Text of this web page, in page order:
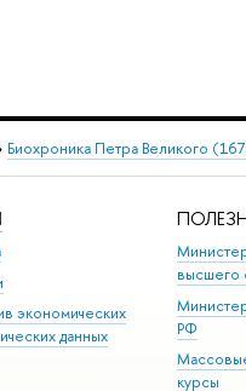
Биохроника Петра Великого
экономических
данных
высшего
РФ
курсы